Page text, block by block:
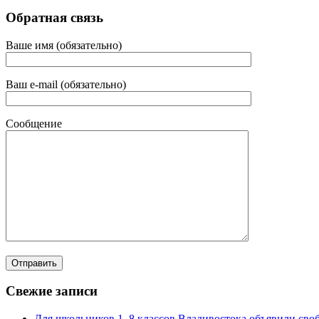
Обратная связь
Ваше имя (обязательно)
Ваш e-mail (обязательно)
Сообщение
Свежие записи